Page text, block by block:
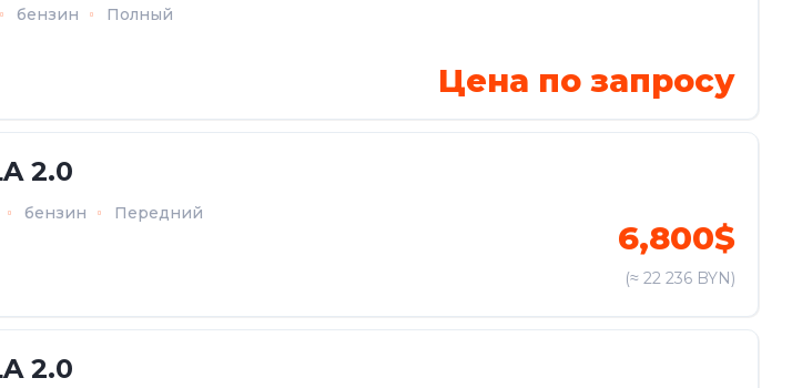
бензин Полный
Цена по запросу
2.0
бензин Передний
6,800$
(≈ 22 236 BYN)
2.0